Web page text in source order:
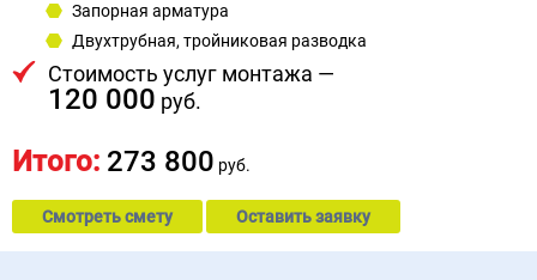
Запорная арматура
Двухтрубная, тройниковая разводка
Стоимость услуг монтажа —
120 000 руб.
Итого: 273 800 руб.
Смотреть смету Оставить заявку